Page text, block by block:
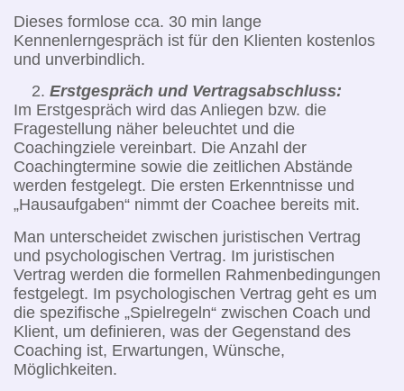
Dieses formlose cca. 30 min lange
Kennenlerngespräch ist für den Klienten kostenlos
und unverbindlich.
Erstgespräch und Vertragsabschluss:
Im Erstgespräch wird das Anliegen bzw. die
Fragestellung näher beleuchtet und die
Coachingziele vereinbart. Die Anzahl der
Coachingtermine sowie die zeitlichen Abstände
werden festgelegt. Die ersten Erkenntnisse und
„Hausaufgaben“ nimmt der Coachee bereits mit.
Man unterscheidet zwischen juristischen Vertrag
und psychologischen Vertrag. Im juristischen
Vertrag werden die formellen Rahmenbedingungen
festgelegt. Im psychologischen Vertrag geht es um
die spezifische „Spielregeln“ zwischen Coach und
Klient, um definieren, was der Gegenstand des
Coaching ist, Erwartungen, Wünsche,
Möglichkeiten.